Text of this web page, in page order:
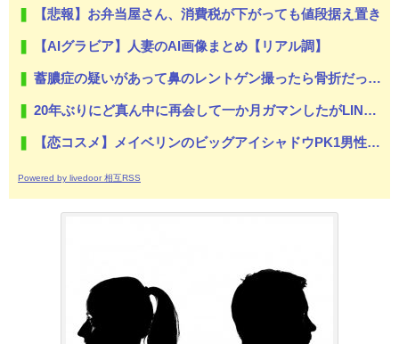
【悲報】お弁当屋さん、消費税が下がっても値段据え置き
【AIグラビア】人妻のAI画像まとめ【リアル調】
蓄膿症の疑いがあって鼻のレントゲン撮ったら骨折だった。そういや幼稚園の頃顔面着地したことがあったが、 母ちゃん当時気づかなかったのかよ・・・
20年ぶりにど真ん中に再会して一か月ガマンしたがLINEで「たまに二人で昔話ができる友達になろう」的なメッセ送信した。昨日まで既読無視
【恋コスメ】メイベリンのビッグアイシャドウPK1男性からの評判めちゃくちゃ良い。
Powered by livedoor 相互RSS